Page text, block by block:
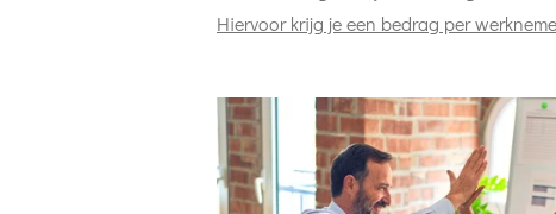
Hiervoor krijg je een bedrag per